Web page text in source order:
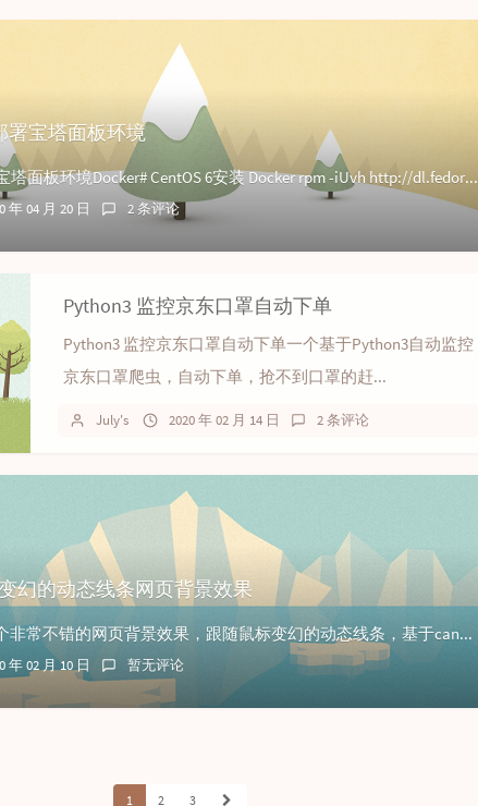
署宝塔面板环境
docker 一键部署宝塔面板环境Docker# CentOS 6安装 Docker rpm -iUvh http://dl.fedoraproject....
年 04 月 20 日 2 条评论
Python3 监控京东口罩自动下单
Python3 监控京东口罩自动下单一个基于Python3自动监控
京东口罩爬虫，自动下单，抢不到口罩的赶...
July's 2020 年 02 月 14 日 2 条评论
幻的动态线条网页背景效果
canvas-nest.js一个非常不错的网页背景效果，跟随鼠标变幻的动态线条，基于canvas绘制的网页背景效果。效果特性不依赖 jQuery，使用原生...
年 02 月 10 日 暂无评论
1 2 3